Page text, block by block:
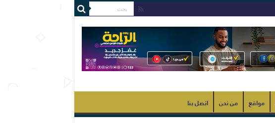
مواقع من نحن اتصل بنا